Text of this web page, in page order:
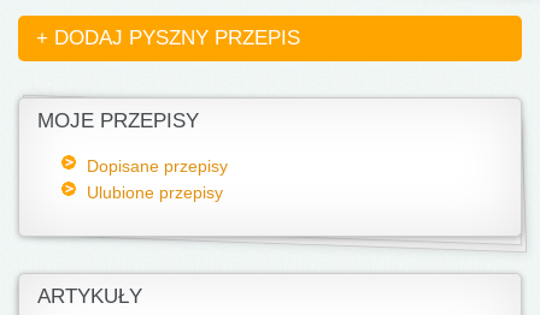
+ DODAJ PYSZNY PRZEPIS
MOJE PRZEPISY
Dopisane przepisy
Ulubione przepisy
ARTYKUŁY